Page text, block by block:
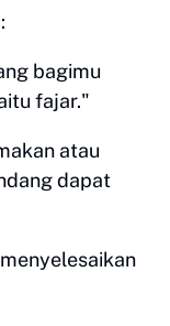
bagimu
fajar."
atau
dapat